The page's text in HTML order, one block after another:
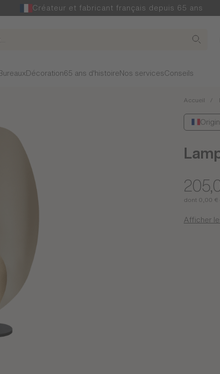
Créateur et fabricant français depuis 65 ans
Décoration65 ans d'histoire Nos servicesConseils
Accueil
dont 0,00 €
Afficher